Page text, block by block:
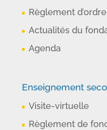
Règlement
Actualités du
Agenda
Enseignement
Visite-virtuelle
Règlement de